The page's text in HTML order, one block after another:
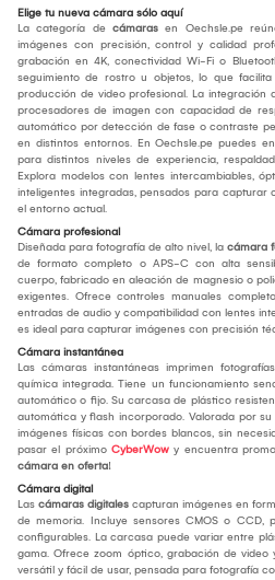
Elige tu nueva cámara sólo aquí
La categoría de cámaras en Oechsle.pe
imágenes con precisión, control y calidad
grabación en 4K, conectividad Wi-Fi o
seguimiento de rostro u objetos, lo que
producción de video profesional. La integración
procesadores de imagen con capacidad de
automático por detección de fase o contraste
en distintos entornos. En Oechsle.pe puedes
para distintos niveles de experiencia,
Explora modelos con lentes intercambiables,
inteligentes integradas, pensados para
el entorno actual.
Cámara profesional
Diseñada para fotografía de alto nivel, la cámara
de formato completo o APS-C con alta
cuerpo, fabricado en aleación de magnesio o
exigentes. Ofrece controles manuales
entradas de audio y compatibilidad con lentes
es ideal para capturar imágenes con precisión
Cámara instantánea
Las cámaras instantáneas imprimen
química integrada. Tiene un funcionamiento
automático o fijo. Su carcasa de plástico
automática y flash incorporado. Valorada por
imágenes físicas con bordes blancos, sin
pasar el próximo CyberWow y encuentra
cámara en oferta!
Cámara digital
Las cámaras digitales capturan imágenes en
de memoria. Incluye sensores CMOS o CCD,
configurables. La carcasa puede variar entre
gama. Ofrece zoom óptico, grabación de video
versátil y fácil de usar, pensada para fotografía